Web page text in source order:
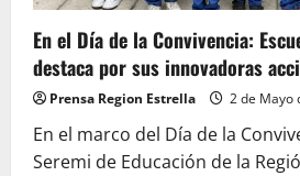
En el Día de la Convivencia:
destaca por sus innovadoras
Prensa Region Estrella 2 de Mayo
En el marco del Día de la
Seremi de Educación de la